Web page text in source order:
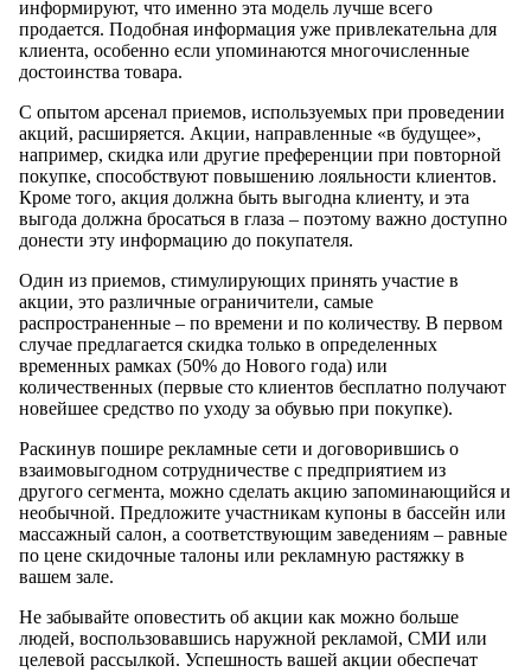
информируют, что именно эта модель лучше всего
продается. Подобная информация уже привлекательна для
клиента, особенно если упоминаются многочисленные
достоинства товара.
С опытом арсенал приемов, используемых при проведении
акций, расширяется. Акции, направленные «в будущее»,
например, скидка или другие преференции при повторной
покупке, способствуют повышению лояльности клиентов.
Кроме того, акция должна быть выгодна клиенту, и эта
выгода должна бросаться в глаза – поэтому важно доступно
донести эту информацию до покупателя.
Один из приемов, стимулирующих принять участие в
акции, это различные ограничители, самые
распространенные – по времени и по количеству. В первом
случае предлагается скидка только в определенных
временных рамках (50% до Нового года) или
количественных (первые сто клиентов бесплатно получают
новейшее средство по уходу за обувью при покупке).
Раскинув пошире рекламные сети и договорившись о
взаимовыгодном сотрудничестве с предприятием из
другого сегмента, можно сделать акцию запоминающийся и
необычной. Предложите участникам купоны в бассейн или
массажный салон, а соответствующим заведениям – равные
по цене скидочные талоны или рекламную растяжку в
вашем зале.
Не забывайте оповестить об акции как можно больше
людей, воспользовавшись наружной рекламой, СМИ или
целевой рассылкой. Успешность вашей акции обеспечат